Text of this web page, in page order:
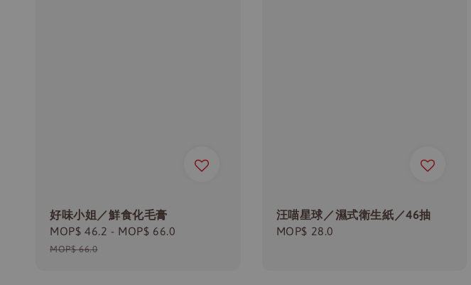
好味小姐／鮮食化毛膏
Sale
price
MOP$ 46.2 - MOP$ 66.0
MOP$ 66.0
汪喵星球／濕式衛生紙／46抽
Regular
MOP$ 28.0